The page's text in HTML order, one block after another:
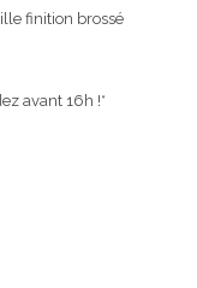
finition brossé
avant 16h !*